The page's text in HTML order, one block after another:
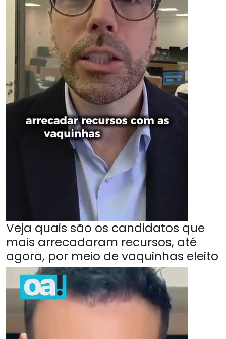
Veja quais são os candidatos que
mais arrecadaram recursos, até
agora, por meio de vaquinhas eleito